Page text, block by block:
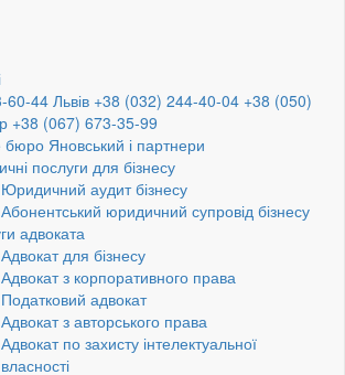
60-44 Львів +38 (032) 244-40-04 +38 (050)
+38 (067) 673-35-99
бюро Яновський і партнери
послуги для бізнесу
Юридичний аудит бізнесу
Абонентський юридичний супровід бізнесу
адвоката
Адвокат для бізнесу
Адвокат з корпоративного права
Податковий адвокат
Адвокат з авторського права
Адвокат по захисту інтелектуальної
власності